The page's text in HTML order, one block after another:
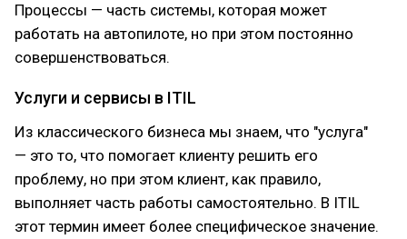
Процессы — часть системы, которая может
работать на автопилоте, но при этом постоянно
совершенствоваться.
Услуги и сервисы в ITIL
Из классического бизнеса мы знаем, что "услуга"
— это то, что помогает клиенту решить его
проблему, но при этом клиент, как правило,
выполняет часть работы самостоятельно. В ITIL
этот термин имеет более специфическое значение.